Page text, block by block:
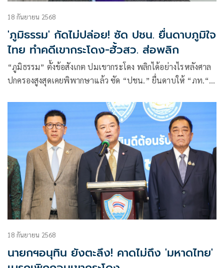
18 กันยายน 2568
'ภูมิธรรม' กัดไม่ปล่อย! ซัด ปชน. ยื่นดาบภูมิใจ
ไทย ทำคดีเขากระโดง-ฮั้วสว. ส่อพลิก
“ภูมิธรรม” ตั้งข้อสังเกต ปมเขากระโดง พลิกได้อย่างไรหลังศาล
ปกครองสูงสุดเคยพิพากษาแล้ว ซัด “ปชน.” ยื่นดาบให้ “ภท.“ มี
18 กันยายน 2568
นายกฯอนุทิน ยังตะลึง! คาดไม่ถึง 'มหาดไทย'